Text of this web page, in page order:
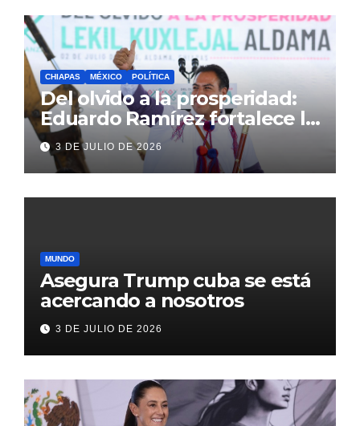
CHIAPAS MÉXICO POLÍTICA
Del olvido a la prosperidad:
Eduardo Ramírez fortalece la
transformación de Aldama
con inversión histórica
3 DE JULIO DE 2026
MUNDO
Asegura Trump cuba se está
acercando a nosotros
3 DE JULIO DE 2026